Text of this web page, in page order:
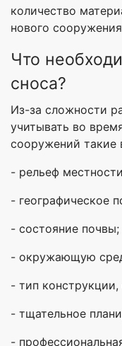
количество
нового
Что
сноса?
Из-за сложности
учитывать во
сооружений такие
- рельеф
- географическое
- состояние почвы;
- окружающую
- тип конструкции,
- тщательное
-